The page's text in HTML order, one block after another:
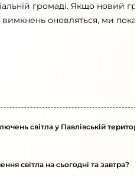
громаді. Якщо новий
вимкнень оновляться, ми
світла у Павлівській
світла на сьогодні та завтра?